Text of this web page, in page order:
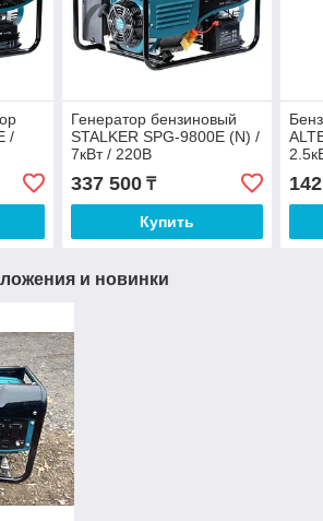
/
Генератор бензиновый
STALKER SPG-9800E (N) /
7кВт / 220В
337 500₸
Купить
и новинки